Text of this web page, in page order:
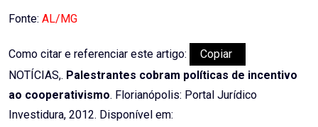
Fonte: AL/MG
Como citar e referenciar este artigo:
Copiar
NOTÍCIAS,. Palestrantes cobram políticas de incentivo
ao cooperativismo. Florianópolis: Portal Jurídico
Investidura, 2012. Disponível em: